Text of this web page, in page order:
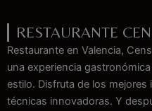
RESTAURANTE
Restaurante en Valencia,
una experiencia
estilo. Disfruta de los
técnicas innovadoras. Y